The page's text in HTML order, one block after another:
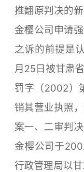
推翻原判决的
金樱公司申请
之诉的前提是
月25日被甘肃
罚字（2002）
销其营业执照
案一、二审判
金樱公司于
行政管理局以